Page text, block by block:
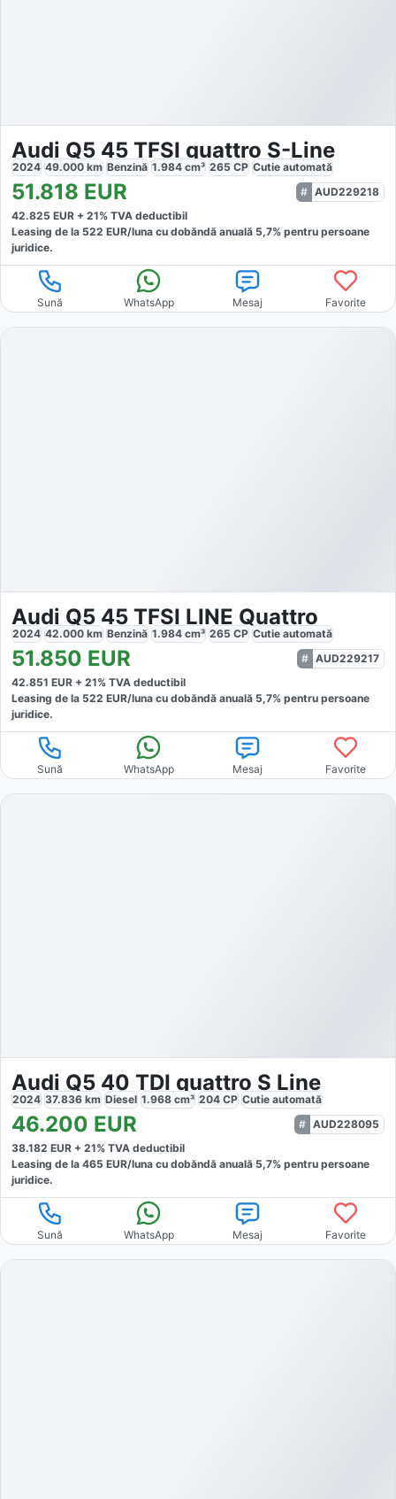
Audi Q5 45 TFSI quattro S-Line
2024 49.000 km Benzină 1.984 cm³ 265 CP Cutie automată
51.818 EUR
AUD229218
42.825 EUR + 21% TVA deductibil
Leasing de la 522 EUR/luna cu dobăndă anuală 5,7% pentru persoane
juridice.
Sună WhatsApp Mesaj Favorite
Audi Q5 45 TFSI LINE Quattro
2024 42.000 km Benzină 1.984 cm³ 265 CP Cutie automată
51.850 EUR
AUD229217
42.851 EUR + 21% TVA deductibil
Leasing de la 522 EUR/luna cu dobăndă anuală 5,7% pentru persoane
juridice.
Sună WhatsApp Mesaj Favorite
Audi Q5 40 TDI quattro S Line
2024 37.836 km Diesel 1.968 cm³ 204 CP Cutie automată
46.200 EUR
AUD228095
38.182 EUR + 21% TVA deductibil
Leasing de la 465 EUR/luna cu dobăndă anuală 5,7% pentru persoane
juridice.
Sună WhatsApp Mesaj Favorite